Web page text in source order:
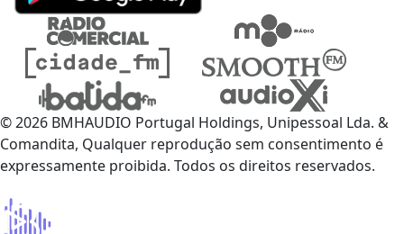
© 2026 BMHAUDIO Portugal Holdings, Unipessoal Lda. &
Comandita, Qualquer reprodução sem consentimento é
expressamente proibida. Todos os direitos reservados.